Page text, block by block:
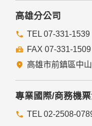
七、隱私權保護政策之修
款將刊登於網站上。
高雄分公司
TEL 07-331-1539
FAX 07-331-1509
高雄市前鎮區中
專業國際/商務機
TEL 02-2508-